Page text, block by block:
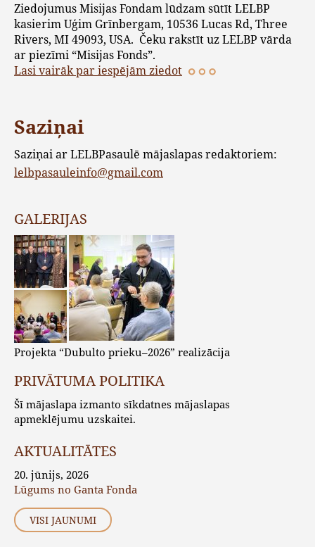
Ziedojumus Misijas Fondam lūdzam sūtīt LELBP
kasierim Uģim Grīnbergam, 10536 Lucas Rd, Three
Rivers, MI 49093, USA. Čeku rakstīt uz LELBP vārda
ar piezīmi “Misijas Fonds”.
Lasi vairāk par iespējām ziedot
Saziņai
Saziņai ar LELBPasaulē mājaslapas redaktoriem:
lelbpasauleinfo@gmail.com
GALERIJAS
Projekta “Dubulto prieku–2026” realizācija
PRIVĀTUMA POLITIKA
Šī mājaslapa izmanto sīkdatnes mājaslapas
apmeklējumu uzskaitei.
AKTUALITĀTES
20. jūnijs, 2026
Lūgums no Ganta Fonda
VISI JAUNUMI